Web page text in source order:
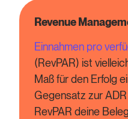
Revenue
Einnahmen pro
(RevPAR) ist
Maß für den Erfolg
Gegensatz zur
RevPAR deine